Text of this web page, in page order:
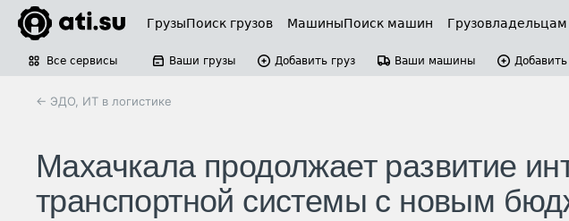
ГрузыПоиск грузов МашиныПоиск машин Грузовладельцам
Все сервисы Ваши грузы Добавить груз Ваши машины
← ЭДО, ИТ в логистике
Махачкала продолжает развитие
транспортной системы с новым